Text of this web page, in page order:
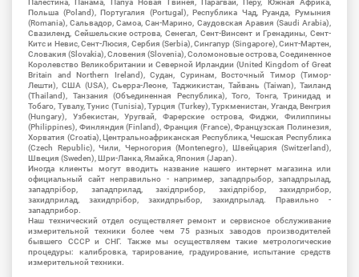
Польша (Poland), Португалия (Portugal), Республика Чад, Руанда, Румыния
(Romania), Сальвадор, Самоа, Сан-Марино, Саудовская Аравия (Saudi Arabia),
Свазиленд, Сейшельские острова, Сенегал, Сент-Винсент и Гренадины, Сент-
Китс и Невис, Сент-Люсия, Сербия (Serbia), Сингапур (Singapore), Синт-Мартен,
Словакия (Slovakia), Словения (Slovenia), Соломоновые острова, Соединенное
Королевство Великобритании и Северной Ирландии (United Kingdom of Great
Britain and Northern Ireland), Судан, Суринам, Восточный Тимор (Тимор-
Лешти), США (USA), Сьерра-Леоне, Таджикистан, Тайвань (Taiwan), Таиланд
(Thailand), Танзания (Объединенная Республика), Того, Тонга, Тринидад и
Тобаго, Тувалу, Тунис (Tunisia), Турция (Turkey), Туркменистан, Уганда, Венгрия
(Hungary), Узбекистан, Уругвай, Фарерские острова, Фиджи, Филиппины
(Philippines), Финляндия (Finland), Франция (France), Французская Полинезия,
Хорватия (Croatia), Центральноафриканская Республика, Чешская Республика
(Czech Republic), Чили, Черногория (Montenegro), Швейцария (Switzerland),
Швеция (Sweden), Шри-Ланка, Ямайка, Япония (Japan).
Иногда клиенты могут вводить название нашего интернет магазина или
официальный сайт неправильно - например, западпрыбор, западпрылад,
западпрібор, западприлад, західприбор, західпрібор, захидприбор,
захидприлад, захидпрібор, захидпрыбор, захидпрылад. Правильно -
западприбор.
Наш технический отдел осуществляет ремонт и сервисное обслуживание
измерительной техники более чем 75 разных заводов производителей
бывшего СССР и СНГ. Также мы осуществляем такие метрологические
процедуры: калибровка, тарирование, градуирование, испытание средств
измерительной техники.